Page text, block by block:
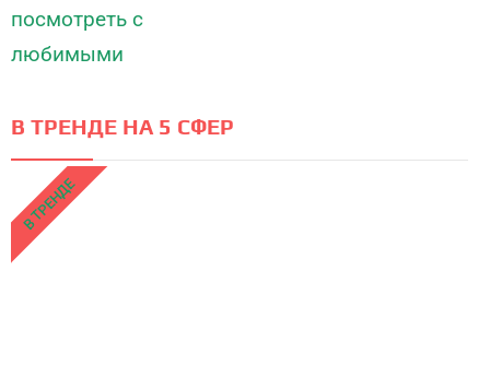
В ТРЕНДЕ НА 5 СФЕР
В ТРЕНДЕ